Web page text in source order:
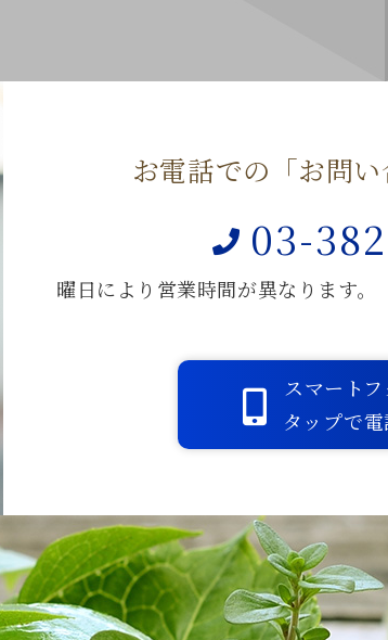
お電話での「お問
03-
曜日により営業時間が異なります。
スマート
タップで